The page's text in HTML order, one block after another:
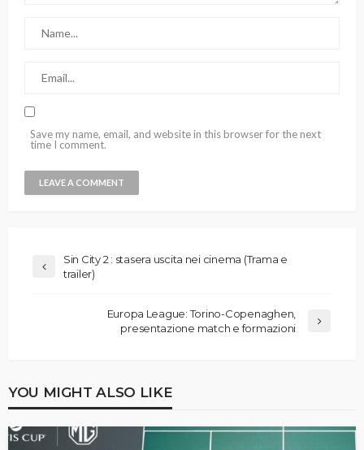
Save my name, email, and website in this browser for the next
time I comment.
Sin City 2 : stasera uscita nei cinema (Trama e
trailer)
Europa League: Torino-Copenaghen,
presentazione match e formazioni
YOU MIGHT ALSO LIKE